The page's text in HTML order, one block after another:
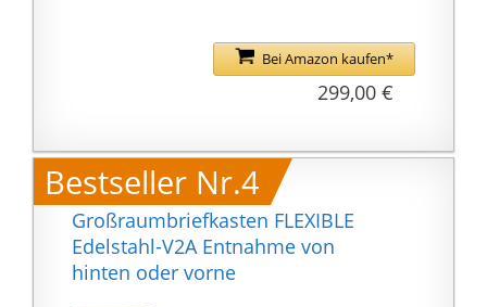
Bei Amazon kaufen*
299,00 €
Bestseller Nr.4
Großraumbriefkasten FLEXIBLE
Edelstahl-V2A Entnahme von
hinten oder vorne